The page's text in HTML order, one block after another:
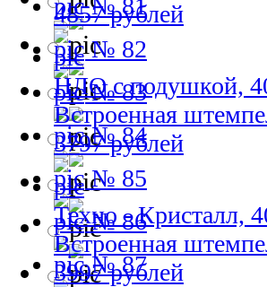
№ 81
№ 82
№ 83
№ 84
№ 85
№ 86
№ 87
4857 рублей
НЛО с подушкой,
Встроенная
3797 рублей
Техно - Кристалл,
Встроенная
3997 рублей